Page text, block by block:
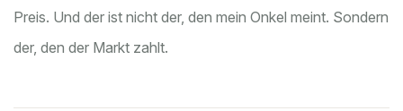
Preis. Und der ist nicht der, den mein Onkel meint. Sondern
der, den der Markt zahlt.